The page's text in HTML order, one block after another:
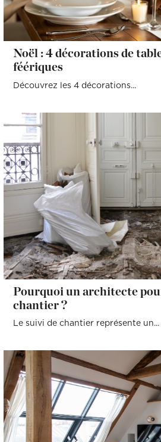
Noël : 4 décorations de
féériques
Découvrez les 4 décorations...
Pourquoi un architecte
chantier ?
Le suivi de chantier représente un...